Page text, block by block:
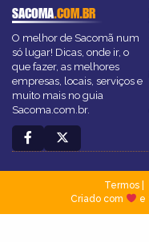
SACOMA.COM.BR
O melhor de Sacomã num
só lugar! Dicas, onde ir, o
que fazer, as melhores
empresas, locais, serviços e
muito mais no guia
Sacoma.com.br.
Termos
Criado com
e